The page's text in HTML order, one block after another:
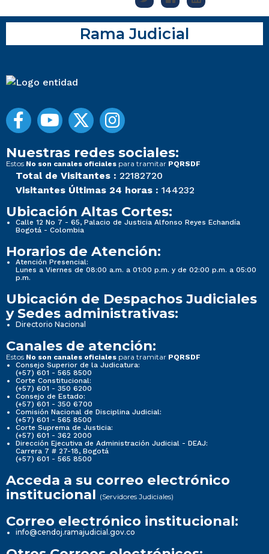
Rama Judicial
Nuestras redes sociales:
Estos No son canales oficiales para tramitar PQRSDF
Total de Visitantes : 22182720
Visitantes Últimas 24 horas : 144232
Ubicación Altas Cortes:
Calle 12 No 7 - 65, Palacio de Justicia Alfonso Reyes Echandía
Bogotá - Colombia
Horarios de Atención:
Atención Presencial:
Lunes a Viernes de 08:00 a.m. a 01:00 p.m. y de 02:00 p.m. a 05:00
p.m.
Ubicación de Despachos Judiciales
y Sedes administrativas:
Directorio Nacional
Canales de atención:
Estos No son canales oficiales para tramitar PQRSDF
Consejo Superior de la Judicatura:
(+57) 601 - 565 8500
Corte Constitucional:
(+57) 601 - 350 6200
Consejo de Estado:
(+57) 601 - 350 6700
Comisión Nacional de Disciplina Judicial:
(+57) 601 - 565 8500
Corte Suprema de Justicia:
(+57) 601 - 362 2000
Dirección Ejecutiva de Administración Judicial - DEAJ:
Carrera 7 # 27-18, Bogotá
(+57) 601 - 565 8500
Acceda a su correo electrónico
institucional (Servidores Judiciales)
Correo electrónico institucional:
info@cendoj.ramajudicial.gov.co